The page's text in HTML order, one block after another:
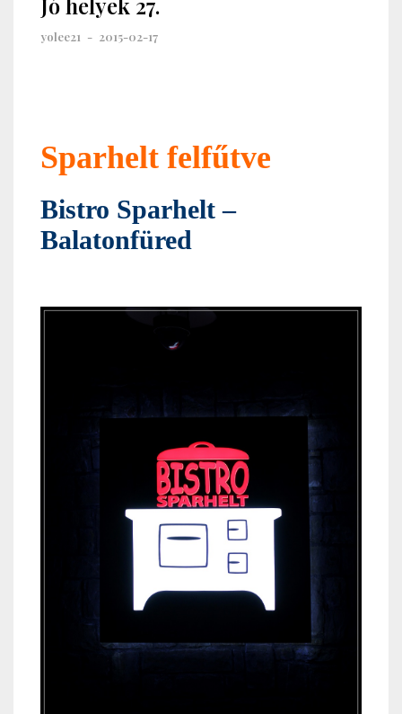
yolee21 - 2015-02-17
Sparhelt felfűtve
Bistro Sparhelt –
Balatonfüred